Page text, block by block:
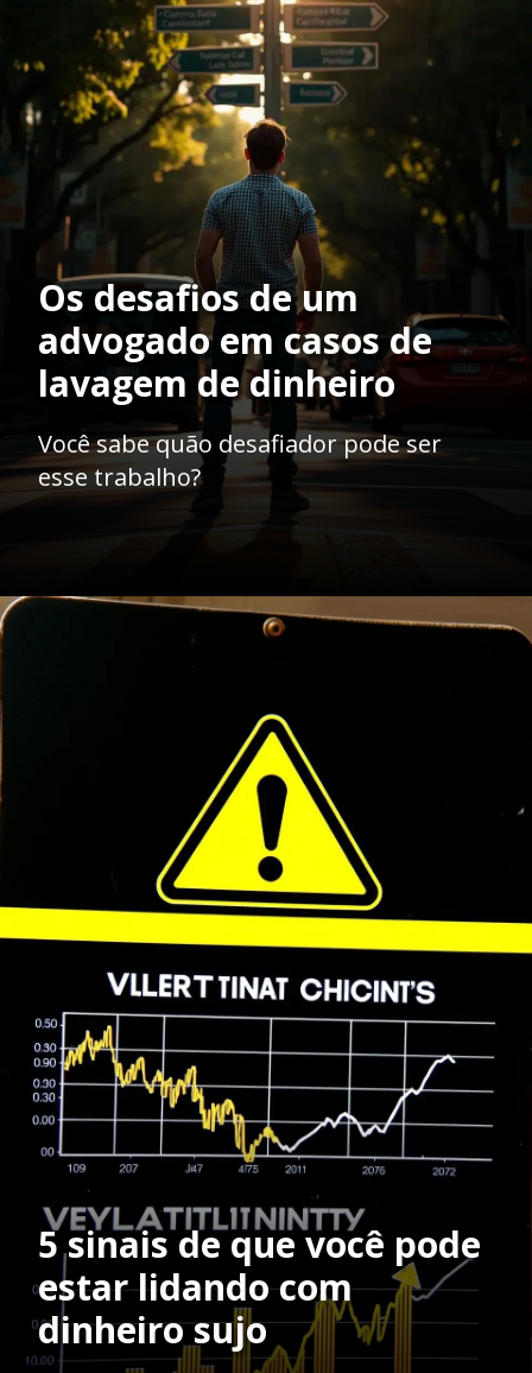
Os desafios de um
advogado em casos de
lavagem de dinheiro
Você sabe quão desafiador pode ser
esse trabalho?
https://ademilsoncs.adv.br/advocacia-e-lavagem-de-dinheiro-navegando-em-aguas-turbulentas/
5 sinais de que você pode
estar lidando com
dinheiro sujo